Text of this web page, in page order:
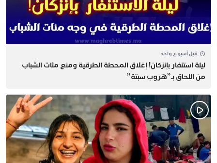
قبل أسبوع واحد
​ليلة استنفار بإنزكان! إغلاق المحطة الطرقية ومنع مئات الشباب
من اللحاق بـ”هروب سبتة”